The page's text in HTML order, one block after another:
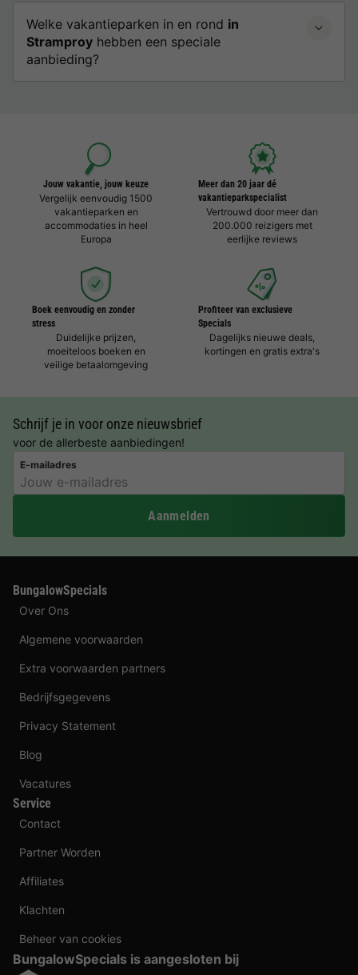
Welke vakantieparken in en rond in
Stramproy hebben een speciale
aanbieding?
Jouw vakantie, jouw keuze
Vergelijk eenvoudig 1500
vakantieparken en
accommodaties in heel
Europa
Meer dan 20 jaar dé
vakantieparkspecialist
Vertrouwd door meer dan
200.000 reizigers met
eerlijke reviews
Boek eenvoudig en zonder
stress
Duidelijke prijzen,
moeiteloos boeken en
veilige betaalomgeving
Profiteer van exclusieve
Specials
Dagelijks nieuwe deals,
kortingen en gratis extra's
Schrijf je in voor onze nieuwsbrief
voor de allerbeste aanbiedingen!
E-mailadres
Aanmelden
BungalowSpecials
Over Ons
Algemene voorwaarden
Extra voorwaarden partners
Bedrijfsgegevens
Privacy Statement
Blog
Vacatures
Service
Contact
Partner Worden
Affiliates
Klachten
Beheer van cookies
BungalowSpecials is aangesloten bij